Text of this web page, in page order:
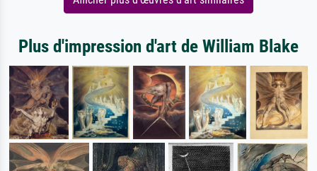
Plus d'impression d'art de William Blake